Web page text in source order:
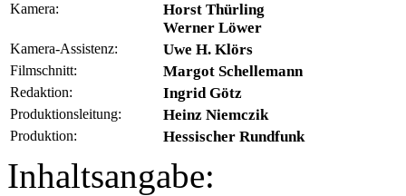
Kamera:
Horst Thürling
Werner Löwer
Kamera-Assistenz: Uwe H. Klörs
Filmschnitt: Margot Schellemann
Redaktion: Ingrid Götz
Produktionsleitung: Heinz Niemczik
Produktion: Hessischer Rundfunk
Inhaltsangabe: